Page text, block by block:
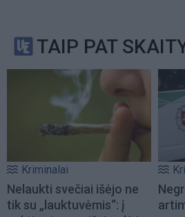
TAIP PAT
Kriminalai
Nelaukti svečiai išėjo ne
tik su „lauktuvėmis“: į